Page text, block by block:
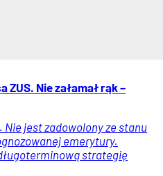
Nie załamał rąk –
Nie jest zadowolony ze stanu
emerytury.
strategię